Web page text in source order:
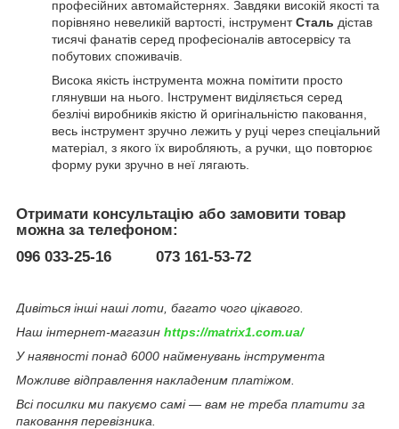
професійних автомайстернях. Завдяки високій якості та
порівняно невеликій вартості, інструментСталь дістав
тисячі фанатів серед професіоналів автосервісу та
побутових споживачів.
Висока якість інструмента можна помітити просто
глянувши на нього. Інструмент виділяється серед
безлічі виробників якістю й оригінальністю паковання,
весь інструмент зручно лежить у руці через спеціальний
матеріал, з якого їх виробляють, а ручки, що повторює
форму руки зручно в неї лягають.
Отримати консультацію або замовити товар
можна за телефоном:
096 033-25-16 073 161-53-72
Дивіться інші наші лоти, багато чого цікавого.
Наш інтернет-магазин https://matrix1.com.ua/
У наявності понад 6000 найменувань інструмента
Можливе відправлення накладеним платіжом.
Всі посилки ми пакуємо самі — вам не треба платити за
паковання перевізника.